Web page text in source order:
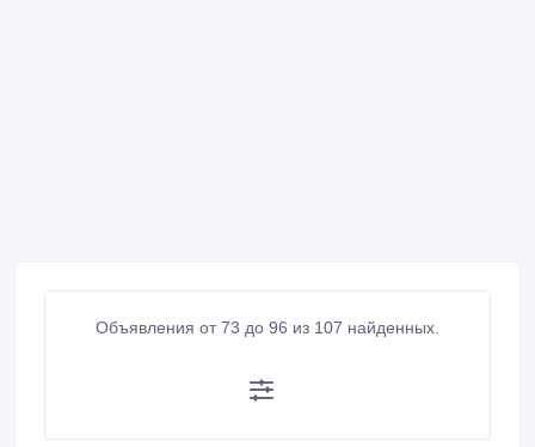
Объявления от 73 до 96 из 107 найденных.